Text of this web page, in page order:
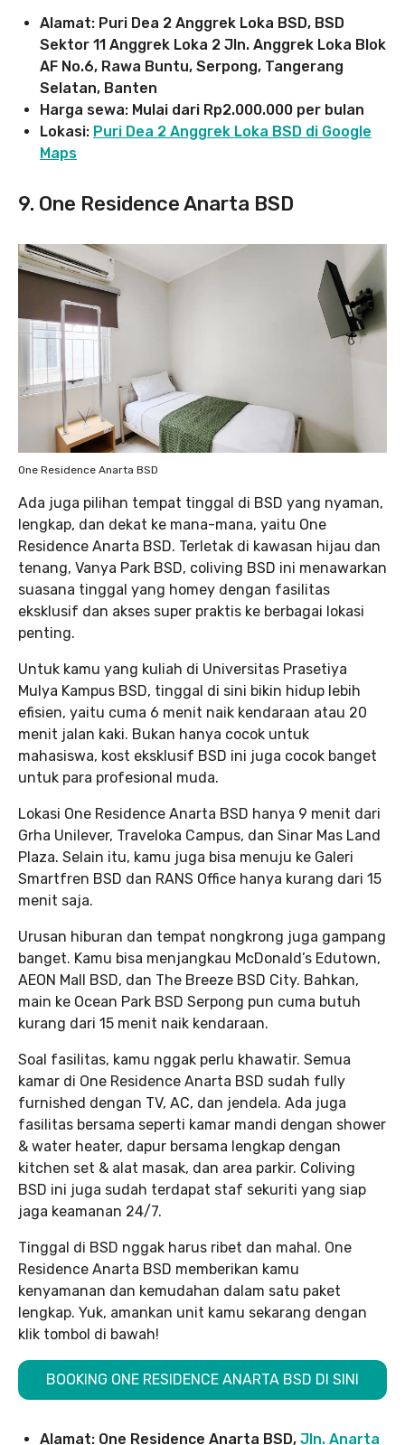
Alamat: Puri Dea 2 Anggrek Loka BSD, BSD
Sektor 11 Anggrek Loka 2 Jln. Anggrek Loka Blok
AF No.6, Rawa Buntu, Serpong, Tangerang
Selatan, Banten
Harga sewa: Mulai dari Rp2.000.000 per bulan
Lokasi: Puri Dea 2 Anggrek Loka BSD di Google
Maps
9. One Residence Anarta BSD
One Residence Anarta BSD
Ada juga pilihan tempat tinggal di BSD yang nyaman,
lengkap, dan dekat ke mana-mana, yaitu One
Residence Anarta BSD. Terletak di kawasan hijau dan
tenang, Vanya Park BSD, coliving BSD ini menawarkan
suasana tinggal yang homey dengan fasilitas
eksklusif dan akses super praktis ke berbagai lokasi
penting.
Untuk kamu yang kuliah di Universitas Prasetiya
Mulya Kampus BSD, tinggal di sini bikin hidup lebih
efisien, yaitu cuma 6 menit naik kendaraan atau 20
menit jalan kaki. Bukan hanya cocok untuk
mahasiswa, kost eksklusif BSD ini juga cocok banget
untuk para profesional muda.
Lokasi One Residence Anarta BSD hanya 9 menit dari
Grha Unilever, Traveloka Campus, dan Sinar Mas Land
Plaza. Selain itu, kamu juga bisa menuju ke Galeri
Smartfren BSD dan RANS Office hanya kurang dari 15
menit saja.
Urusan hiburan dan tempat nongkrong juga gampang
banget. Kamu bisa menjangkau McDonald’s Edutown,
AEON Mall BSD, dan The Breeze BSD City. Bahkan,
main ke Ocean Park BSD Serpong pun cuma butuh
kurang dari 15 menit naik kendaraan.
Soal fasilitas, kamu nggak perlu khawatir. Semua
kamar di One Residence Anarta BSD sudah fully
furnished dengan TV, AC, dan jendela. Ada juga
fasilitas bersama seperti kamar mandi dengan shower
& water heater, dapur bersama lengkap dengan
kitchen set & alat masak, dan area parkir. Coliving
BSD ini juga sudah terdapat staf sekuriti yang siap
jaga keamanan 24/7.
Tinggal di BSD nggak harus ribet dan mahal. One
Residence Anarta BSD memberikan kamu
kenyamanan dan kemudahan dalam satu paket
lengkap. Yuk, amankan unit kamu sekarang dengan
klik tombol di bawah!
BOOKING ONE RESIDENCE ANARTA BSD DI SINI
Alamat: One Residence Anarta BSD, Jln. Anarta